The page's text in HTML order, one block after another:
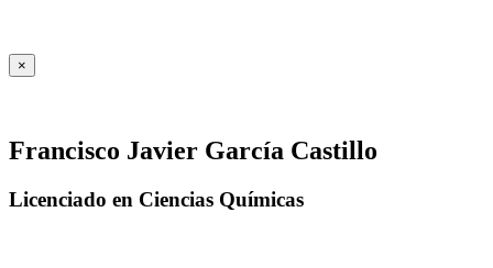
×
Francisco Javier García Castillo
Licenciado en Ciencias Químicas